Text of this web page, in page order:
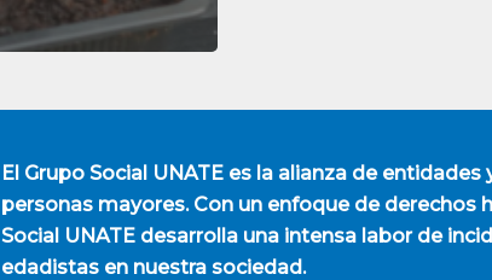
El Grupo Social UNATEes la alianza de entidades
personas mayores. Con un enfoque de derechos
Social UNATE desarrolla una intensa labor de
edadistas en nuestra sociedad.